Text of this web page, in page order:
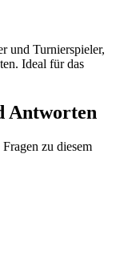
und Turnierspieler,
Ideal für das
Antworten
zu diesem